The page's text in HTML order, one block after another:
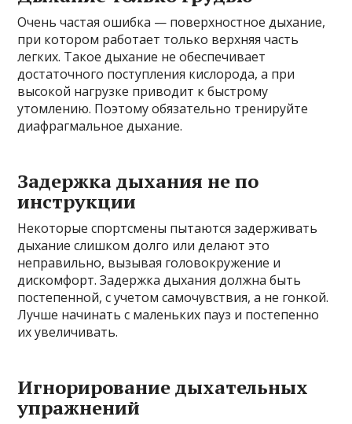
Очень частая ошибка — поверхностное дыхание,
при котором работает только верхняя часть
легких. Такое дыхание не обеспечивает
достаточного поступления кислорода, а при
высокой нагрузке приводит к быстрому
утомлению. Поэтому обязательно тренируйте
диафрагмальное дыхание.
Задержка дыхания не по
инструкции
Некоторые спортсмены пытаются задерживать
дыхание слишком долго или делают это
неправильно, вызывая головокружение и
дискомфорт. Задержка дыхания должна быть
постепенной, с учетом самочувствия, а не гонкой.
Лучше начинать с маленьких пауз и постепенно
их увеличивать.
Игнорирование дыхательных
упражнений